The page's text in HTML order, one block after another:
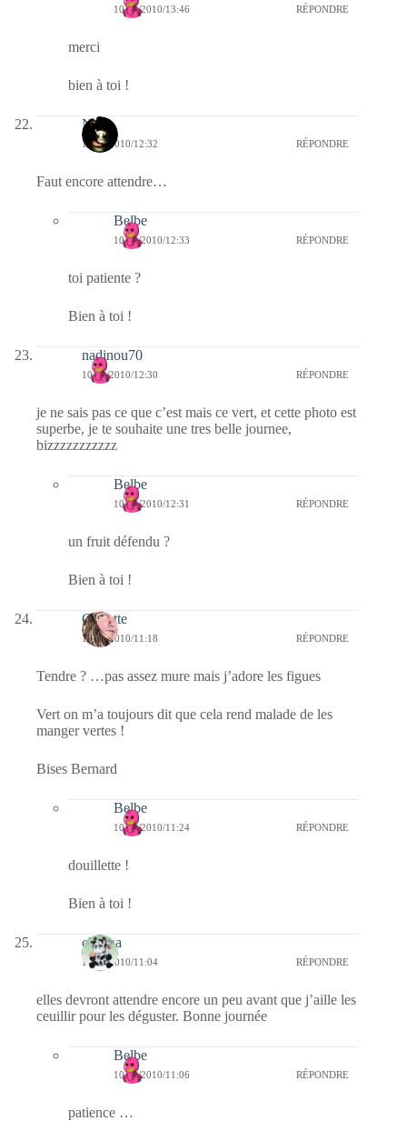
10/08/2010/13:46 RÉPONDRE
merci
bien à toi !
Nova
10/08/2010/12:32 RÉPONDRE
Faut encore attendre…
Belbe
10/08/2010/12:33 RÉPONDRE
toi patiente ?
Bien à toi !
nadinou70
10/08/2010/12:30 RÉPONDRE
je ne sais pas ce que c’est mais ce vert, et cette photo est
superbe, je te souhaite une tres belle journee,
bizzzzzzzzzzz
Belbe
10/08/2010/12:31 RÉPONDRE
un fruit défendu ?
Bien à toi !
Crikette
10/08/2010/11:18 RÉPONDRE
Tendre ? …pas assez mure mais j’adore les figues
Vert on m’a toujours dit que cela rend malade de les
manger vertes !
Bises Bernard
Belbe
10/08/2010/11:24 RÉPONDRE
douillette !
Bien à toi !
chacha
10/08/2010/11:04 RÉPONDRE
elles devront attendre encore un peu avant que j’aille les
ceuillir pour les déguster. Bonne journée
Belbe
10/08/2010/11:06 RÉPONDRE
patience …